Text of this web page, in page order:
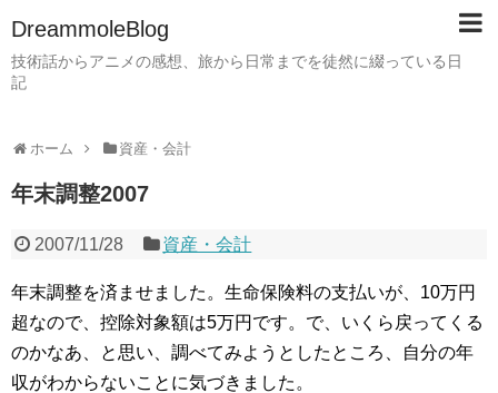
DreammoleBlog
技術話からアニメの感想、旅から日常までを徒然に綴っている日
記
ホーム 資産・会計
年末調整2007
2007/11/28 資産・会計
年末調整を済ませました。生命保険料の支払いが、10万円
超なので、控除対象額は5万円です。で、いくら戻ってくる
のかなあ、と思い、調べてみようとしたところ、自分の年
収がわからないことに気づきました。